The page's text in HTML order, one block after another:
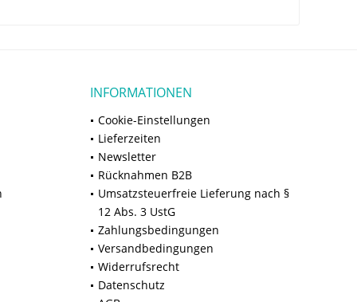
INFORMATIONEN
Cookie-Einstellungen
Lieferzeiten
Newsletter
Rücknahmen B2B
Umsatzsteuerfreie Lieferung nach §
12 Abs. 3 UstG
Zahlungsbedingungen
Versandbedingungen
Widerrufsrecht
Datenschutz